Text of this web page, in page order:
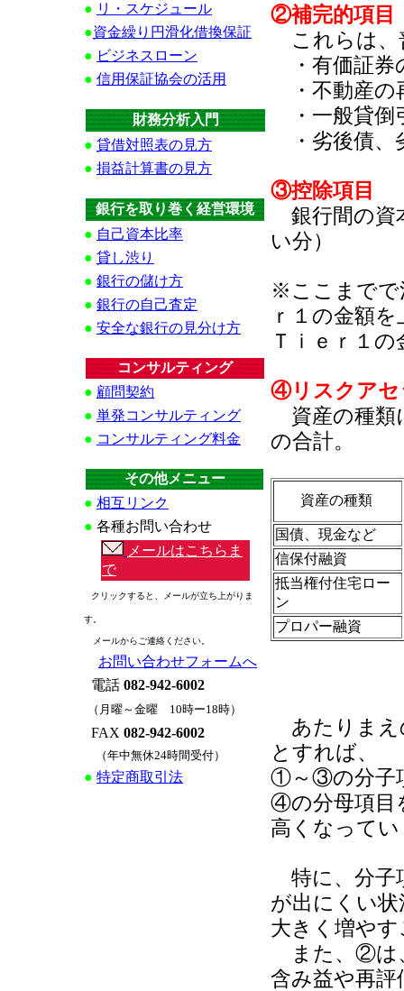
● リ・スケジュール
●資金繰り円滑化借換保証
● ビジネスローン
● 信用保証協会の活用
財務分析入門
● 貸借対照表の見方
● 損益計算書の見方
銀行を取り巻く経営環境
● 自己資本比率
● 貸し渋り
● 銀行の儲け方
● 銀行の自己査定
● 安全な銀行の見分け方
コンサルティング
● 顧問契約
● 単発コンサルティング
● コンサルティング料金
その他メニュー
● 相互リンク
● 各種お問い合わせ
メールはこちらま
で
クリックすると、メールが立ち上がりま
す。
メールからご連絡ください。
お問い合わせフォームへ
電話 082-942-6002
（月曜～金曜 10時ー18時）
FAX 082-942-6002
（年中無休24時間受付）
● 特定商取引法
②補完的項目
これらは、
・有価証券
・不動産の
・一般貸倒
・劣後債、
③控除項目
銀行間の資
い分）
※ここまでで
ｒ１の金額
Ｔｉｅｒ１
④リスクアセ
資産の種類
の合計。
資産の種類
国債、現金など
信保付融資
抵当権付住宅ロー
ン
プロパー融資
あたりまえ
とすれば、
①～③の分子
④の分母項目
高くなって
特に、分子
が出にくい
大きく増や
また、②は
含み益や再